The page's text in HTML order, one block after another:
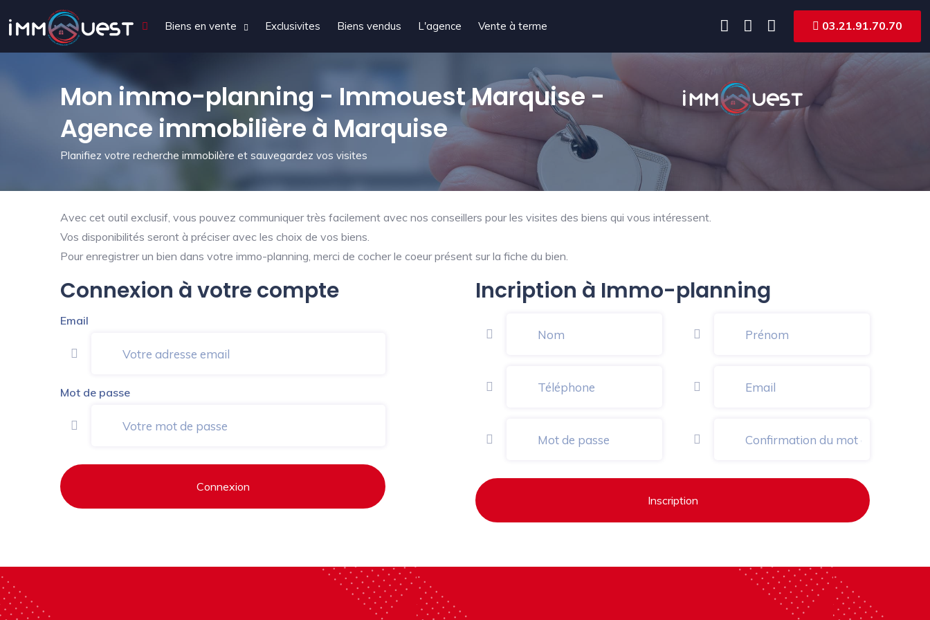
03.21.91.70.70
Biens en vente Exclusivites Biens vendus L'agence Vente à terme
Mon immo-planning - Immouest Marquise -
Agence immobilière à Marquise
Planifiez votre recherche immobilère et sauvegardez vos visites
Avec cet outil exclusif, vous pouvez communiquer très facilement avec nos conseillers pour les visites des biens qui vous intéressent.
Vos disponibilités seront à préciser avec les choix de vos biens.
Pour enregistrer un bien dans votre immo-planning, merci de cocher le coeur présent sur la fiche du bien.
Connexion à votre compte
Email
Mot de passe
Connexion
Incription à Immo-planning
Inscription